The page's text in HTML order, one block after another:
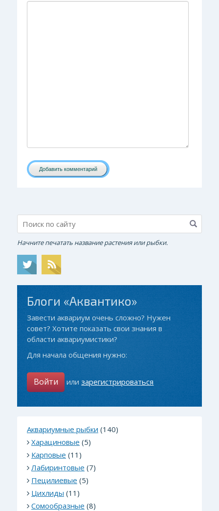
Добавить комментарий
Начните печатать название растения или рыбки.
Блоги «Аквантико»
Завести аквариум очень сложно? Нужен
совет? Хотите показать свои знания в
области аквариумистики?
Для начала общения нужно:
Войти илизарегистрироваться
Аквариумные рыбки (140)
Харациновые (5)
Карповые (11)
Лабиринтовые (7)
Пецилиевые (5)
Цихлиды (11)
Сомообразные (8)